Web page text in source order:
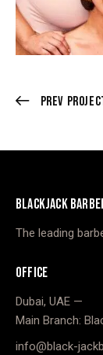
Prev
BLACKJACK
The leading
OFFICE
Dubai, UAE —
Main Branch:
info@black-